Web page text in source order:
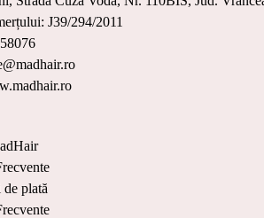
J39/294/2011
plată